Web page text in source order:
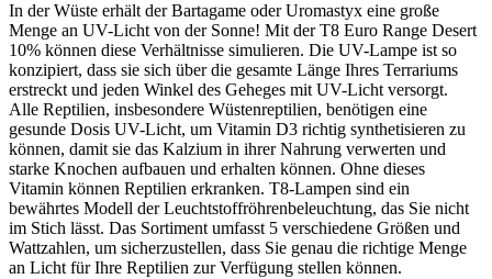
In der Wüste erhält der Bartagame oder Uromastyx eine große
Menge an UV-Licht von der Sonne! Mit der T8 Euro Range Desert
10% können diese Verhältnisse simulieren. Die UV-Lampe ist so
konzipiert, dass sie sich über die gesamte Länge Ihres Terrariums
erstreckt und jeden Winkel des Geheges mit UV-Licht versorgt.
Alle Reptilien, insbesondere Wüstenreptilien, benötigen eine
gesunde Dosis UV-Licht, um Vitamin D3 richtig synthetisieren zu
können, damit sie das Kalzium in ihrer Nahrung verwerten und
starke Knochen aufbauen und erhalten können. Ohne dieses
Vitamin können Reptilien erkranken. T8-Lampen sind ein
bewährtes Modell der Leuchtstoffröhrenbeleuchtung, das Sie nicht
im Stich lässt. Das Sortiment umfasst 5 verschiedene Größen und
Wattzahlen, um sicherzustellen, dass Sie genau die richtige Menge
an Licht für Ihre Reptilien zur Verfügung stellen können.